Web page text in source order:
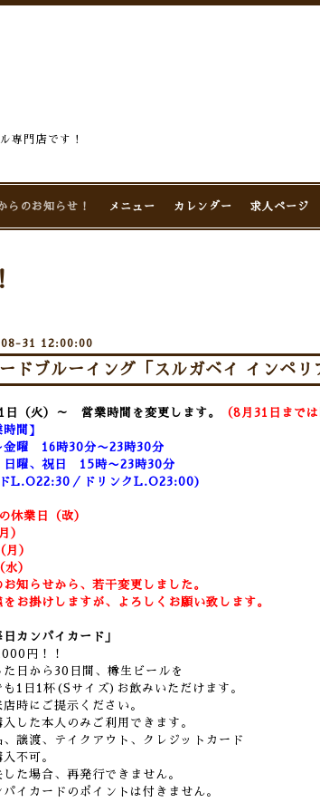
専門店です！
らのお知らせ！ メニュー カレンダー 求人ページ
31 12:00:00
ドブルーイング「スルガベイ インペ
（火）～ 営業時間を変更します。
（8月31日まで
時間】
金曜 16時30分〜23時30分
日曜、祝日 15時〜23時30分
L.O22:30／ドリンクL.O23:00)
休業日（改）
）
月）
）
お知らせから、若干変更しました。
をお掛けしますが、よろしくお願い致します。
カンパイカード」
円！！
た日から30日間、樽生ビールを
も1日1杯(Sサイズ)お飲みいただけます。
時にご提示ください。
した本人のみご利用できます。
譲渡、テイクアウト、クレジットカード
不可。
た場合、再発行できません。
イカードのポイントは付きません。